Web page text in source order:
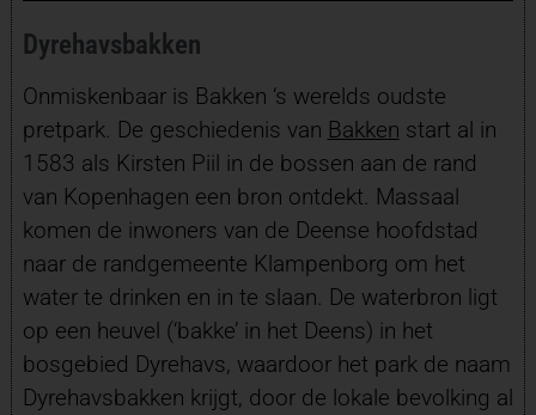
Dyrehavsbakken
Onmiskenbaar is Bakken ‘s werelds oudste
pretpark. De geschiedenis van Bakken start al in
1583 als Kirsten Piil in de bossen aan de rand
van Kopenhagen een bron ontdekt. Massaal
komen de inwoners van de Deense hoofdstad
naar de randgemeente Klampenborg om het
water te drinken en in te slaan. De waterbron ligt
op een heuvel (‘bakke’ in het Deens) in het
bosgebied Dyrehavs, waardoor het park de naam
Dyrehavsbakken krijgt, door de lokale bevolking al